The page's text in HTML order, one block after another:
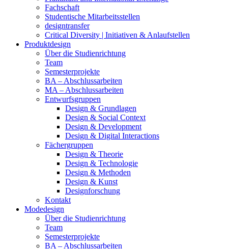
Fachschaft
Studentische Mitarbeitsstellen
designtransfer
Critical Diversity | Initiativen & Anlaufstellen
Produktdesign
Über die Studienrichtung
Team
Semesterprojekte
BA – Abschlussarbeiten
MA – Abschlussarbeiten
Entwurfsgruppen
Design & Grundlagen
Design & Social Context
Design & Development
Design & Digital Interactions
Fächergruppen
Design & Theorie
Design & Technologie
Design & Methoden
Design & Kunst
Designforschung
Kontakt
Modedesign
Über die Studienrichtung
Team
Semesterprojekte
BA – Abschlussarbeiten